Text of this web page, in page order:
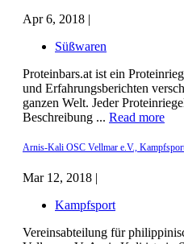
Apr 6, 2018 |
Süßwaren
Proteinbars.at ist ein
und Erfahrungsberichten
ganzen Welt. Jeder
Beschreibung ... Read more
Arnis-Kali OSC Vellmar e.V.,
Mar 12, 2018 |
Kampfsport
Vereinsabteilung für